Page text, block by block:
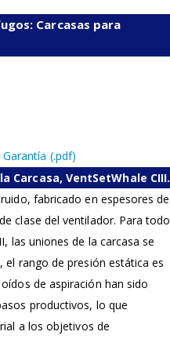
Carcasas para
Garantía (.pdf)
Carcasa, VentSetWhale CIII.
fabricado en espesores de
clase del ventilador. Para
las uniones de la carcasa se
el rango de presión estática es
de aspiración han sido
productivos, lo que
a los objetivos de